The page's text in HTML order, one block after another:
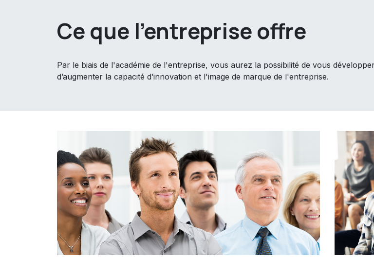
Ce que l'entreprise offre
Par le biais de l'académie de l'entreprise, vous aurez la possibilité de vous
d’augmenter la capacité d’innovation et l'image de marque de l'entreprise.